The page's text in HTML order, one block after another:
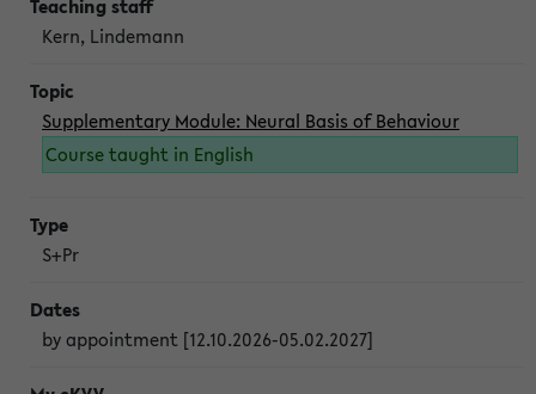
Kern, Lindemann
Supplementary Module: Neural Basis of Behaviour
Course taught in English
S+Pr
by appointment [12.10.2026-05.02.2027]